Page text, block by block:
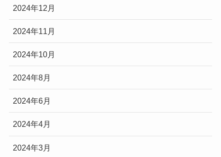
2024年12月
2024年11月
2024年10月
2024年8月
2024年6月
2024年4月
2024年3月